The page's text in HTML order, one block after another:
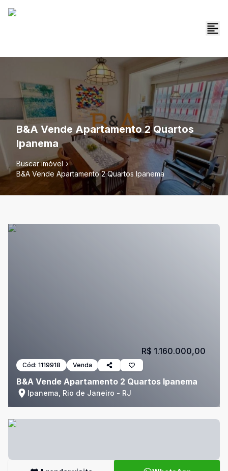
B&A Vende Apartamento 2 Quartos
Ipanema
Buscar imóvel
B&A Vende Apartamento 2 Quartos Ipanema
Cód: 1119918 Venda
B&A Vende Apartamento 2 Quartos Ipanema
Ipanema, Rio de Janeiro - RJ
R$ 1.160.000,00